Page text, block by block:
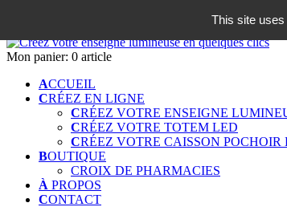
Mon panier: 0 article
ACCUEIL
CRÉEZ EN LIGNE
CRÉEZ VOTRE ENSEIGNE
CRÉEZ VOTRE TOTEM LED
CRÉEZ VOTRE CAISSON POCHOIR
BOUTIQUE
CROIX DE PHARMACIES
À PROPOS
CONTACT
This site